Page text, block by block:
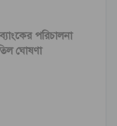
পরিচালনা
ঘোষণা